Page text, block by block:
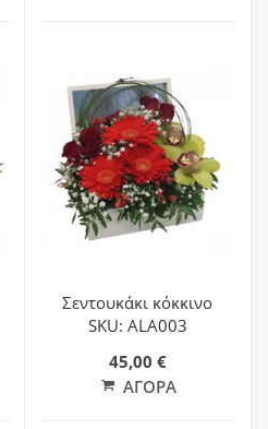
Σεντουκάκι κόκκινο
SKU: ALA003
45,00 €
ΑΓΟΡΆ